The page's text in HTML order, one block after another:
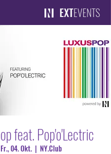
EXTEVENTS
feat. Pop'o'Lectric
Fr., 04. Okt.
  |
NY.Club